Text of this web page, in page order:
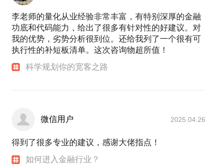
李老师的量化从业经验非常丰富，有特别深厚的金融
功底和代码能力，给出了很多有针对性的好建议。对
我的优势，劣势分析很到位。还给我列了一个很有可
执行性的补短板清单。这次咨询物超所值！
科学规划你的宽客之路
微信用户 2025.04.26
得到了很多专业的建议，感谢大佬指点！
如何进入金融行业？